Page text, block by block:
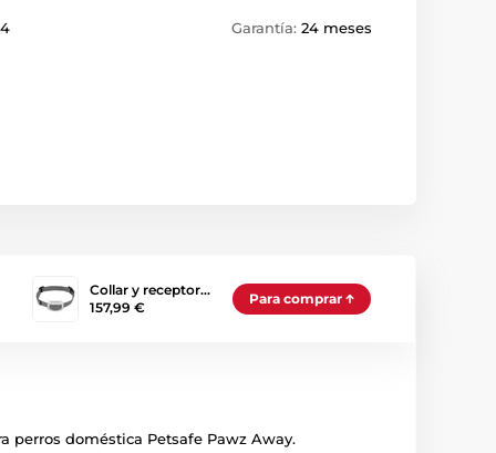
Garantía: 24 meses
Collar y receptor…
157,99 €
Para comprar
perros doméstica Petsafe Pawz Away.